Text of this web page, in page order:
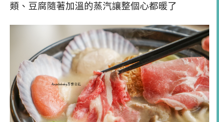
類、豆腐隨著加溫的蒸汽讓整個心都暖了